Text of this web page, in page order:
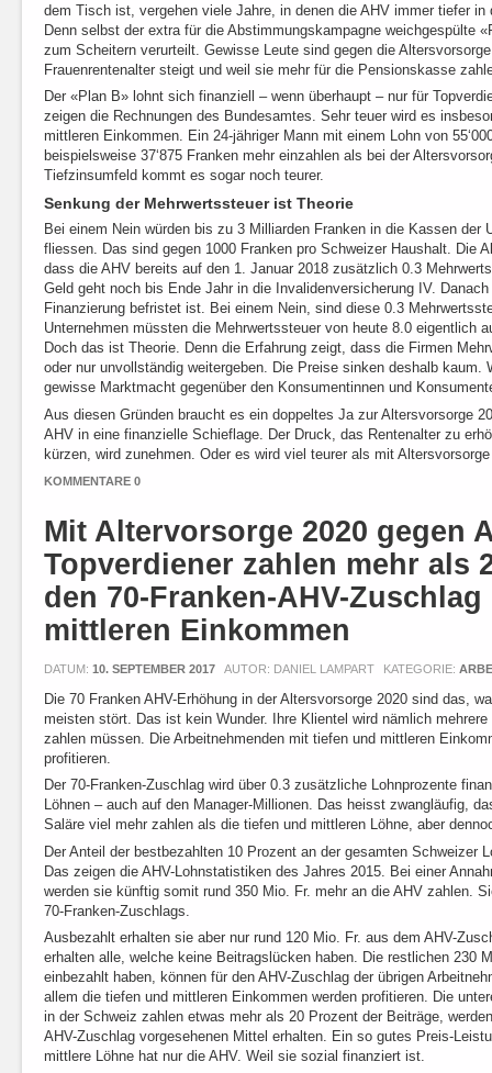
dem Tisch ist, vergehen viele Jahre, in denen die AHV immer tiefer in
Denn selbst der extra für die Abstimmungskampagne weichgespülte
zum Scheitern verurteilt. Gewisse Leute sind gegen die
Frauenrentenalter steigt und weil sie mehr für die Pensionskasse
Der «Plan B» lohnt sich finanziell – wenn überhaupt – nur für
zeigen die Rechnungen des Bundesamtes. Sehr teuer wird es
mittleren Einkommen. Ein 24-jähriger Mann mit einem Lohn von
beispielsweise 37‘875 Franken mehr einzahlen als bei der
Tiefzinsumfeld kommt es sogar noch teurer.
Senkung der Mehrwertssteuer ist Theorie
Bei einem Nein würden bis zu 3 Milliarden Franken in die Kassen der
fliessen. Das sind gegen 1000 Franken pro Schweizer Haushalt. Die
dass die AHV bereits auf den 1. Januar 2018 zusätzlich 0.3
Geld geht noch bis Ende Jahr in die Invalidenversicherung IV.
Finanzierung befristet ist. Bei einem Nein, sind diese 0.3
Unternehmen müssten die Mehrwertssteuer von heute 8.0 eigentlich
Doch das ist Theorie. Denn die Erfahrung zeigt, dass die Firmen
oder nur unvollständig weitergeben. Die Preise sinken deshalb kaum.
gewisse Marktmacht gegenüber den Konsumentinnen und
Aus diesen Gründen braucht es ein doppeltes Ja zur Altersvorsorge
AHV in eine finanzielle Schieflage. Der Druck, das Rentenalter zu
kürzen, wird zunehmen. Oder es wird viel teurer als mit
KOMMENTARE 0
Mit Altervorsorge 2020 gegen
Topverdiener zahlen mehr als
den 70-Franken-AHV-
mittleren Einkommen
DATUM: 10. SEPTEMBER 2017 AUTOR: DANIEL LAMPART KATEGORIE:
Die 70 Franken AHV-Erhöhung in der Altersvorsorge 2020 sind das,
meisten stört. Das ist kein Wunder. Ihre Klientel wird nämlich
zahlen müssen. Die Arbeitnehmenden mit tiefen und mittleren
profitieren.
Der 70-Franken-Zuschlag wird über 0.3 zusätzliche Lohnprozente
Löhnen – auch auf den Manager-Millionen. Das heisst zwangläufig,
Saläre viel mehr zahlen als die tiefen und mittleren Löhne, aber
Der Anteil der bestbezahlten 10 Prozent an der gesamten Schweizer
Das zeigen die AHV-Lohnstatistiken des Jahres 2015. Bei einer
werden sie künftig somit rund 350 Mio. Fr. mehr an die AHV zahlen.
70-Franken-Zuschlags.
Ausbezahlt erhalten sie aber nur rund 120 Mio. Fr. aus dem AHV-
erhalten alle, welche keine Beitragslücken haben. Die restlichen 230
einbezahlt haben, können für den AHV-Zuschlag der übrigen
allem die tiefen und mittleren Einkommen werden profitieren. Die
in der Schweiz zahlen etwas mehr als 20 Prozent der Beiträge,
AHV-Zuschlag vorgesehenen Mittel erhalten. Ein so gutes Preis-
mittlere Löhne hat nur die AHV. Weil sie sozial finanziert ist.